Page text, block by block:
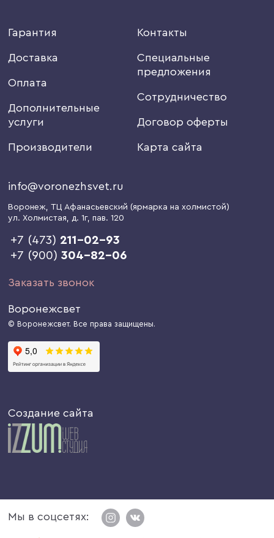
Гарантия
Доставка
Оплата
Дополнительные
услуги
Производители
Контакты
Специальные
предложения
Сотрудничество
Договор оферты
Карта сайта
info@voronezhsvet.ru
Воронеж, ТЦ Афанасьевский (ярмарка на холмистой)
ул. Холмистая, д. 1г, пав. 120
+7 (473) 211-02-93
+7 (900)304-82-06
Заказать звонок
Воронежсвет
© Воронежсвет. Все права защищены.
Создание сайта
Мы в соцсетях: